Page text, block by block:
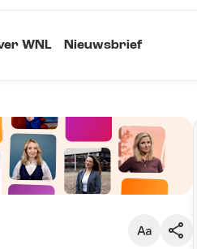
WNL Nieuwsbrief